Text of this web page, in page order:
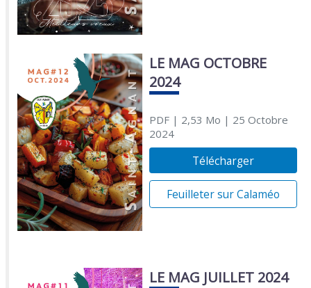
LE MAG OCTOBRE
2024
PDF| 2,53 Mo | 25 Octobre
2024
Télécharger
Feuilleter sur Calaméo
LE MAG JUILLET 2024